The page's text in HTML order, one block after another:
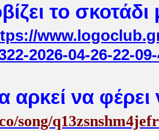
το σκοτάδι
2026-04-26-22-
να φέρει
song/